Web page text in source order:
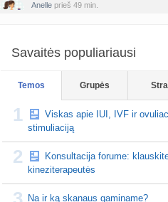
Anelle prieš 49 min.
siuos iklotus ir ju kokybe. Tai tikrai
ispudi. Nusipirkau ir dienininius ir m…
Savaitės populiariausi
Temos Grupės
1
Viskas apie IUI, IVF ir
stimuliaciją
2
Konsultacija forume:
kineziterapeutės
Na ir ką skanaus gaminame?